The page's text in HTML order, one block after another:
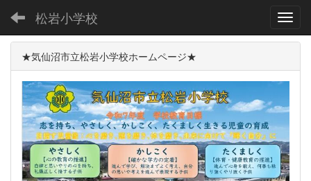
松岩小学校
★気仙沼市立松岩小学校ホームページ★